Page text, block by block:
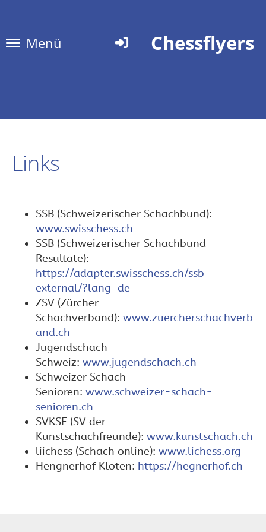
Menü Chessflyers
Links
SSB (Schweizerischer Schachbund):
www.swisschess.ch
SSB (Schweizerischer Schachbund
Resultate):
https://adapter.swisschess.ch/ssb-
external/?lang=de
ZSV (Zürcher
Schachverband): www.zuercherschachverb
and.ch
Jugendschach
Schweiz: www.jugendschach.ch
Schweizer Schach
Senioren: www.schweizer-schach-
senioren.ch
SVKSF (SV der
Kunstschachfreunde): www.kunstschach.ch
liichess (Schach online): www.lichess.org
Hengnerhof Kloten: https://hegnerhof.ch